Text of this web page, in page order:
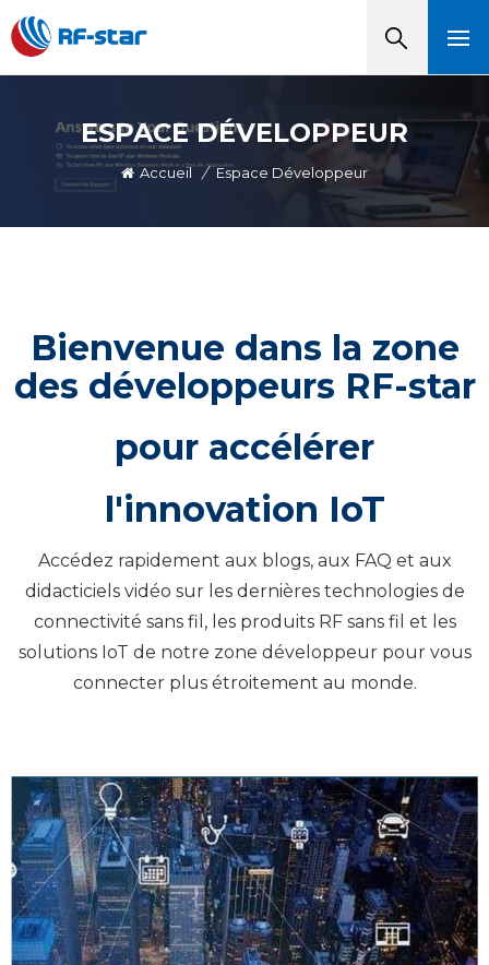
ESPACE DÉVELOPPEUR
Accueil / Espace Développeur
Bienvenue dans la zone
des développeurs RF-star
pour accélérer
l'innovation IoT
Accédez rapidement aux blogs, aux FAQ et aux
didacticiels vidéo sur les dernières technologies de
connectivité sans fil, les produits RF sans fil et les
solutions IoT de notre zone développeur pour vous
connecter plus étroitement au monde.